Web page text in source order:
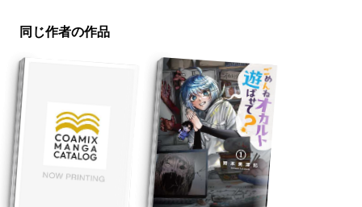
同じ作者の作品